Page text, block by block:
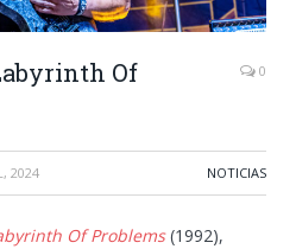
Of
0
2024 NOTICIAS
Of Problems (1992),